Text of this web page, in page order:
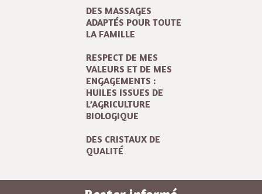
DES MASSAGES
ADAPTÉS POUR TOUTE
LA FAMILLE
RESPECT DE MES
VALEURS ET DE MES
ENGAGEMENTS :
HUILES ISSUES DE
L’AGRICULTURE
BIOLOGIQUE
DES CRISTAUX DE
QUALITÉ